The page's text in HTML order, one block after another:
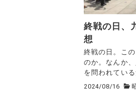
終戦の日、
想
終戦の日。こ
のか。なんか
を問われている
2024/08/16